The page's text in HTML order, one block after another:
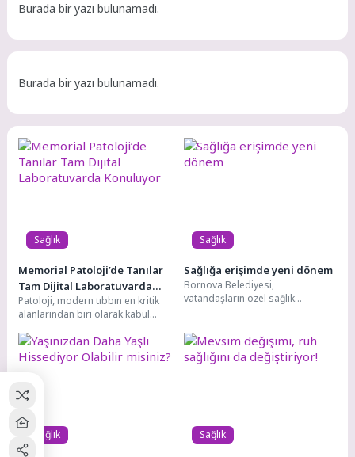
Burada bir yazı bulunamadı.
Burada bir yazı bulunamadı.
Sağlık
Memorial Patoloji’de Tanılar
Tam Dijital Laboratuvarda
Konuluyor
Patoloji, modern tıbbın en kritik
alanlarından biri olarak kabul
konulması, tedavi planının...
Sağlık
Sağlığa erişimde yeni dönem
Bornova Belediyesi,
vatandaşların özel sağlık
yararlanmasını sağlayacak...
Sağlık Sağlık